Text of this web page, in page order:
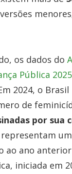
os dados do
Pública 2025
2024, o
de
por sua
ao ano
iniciada em